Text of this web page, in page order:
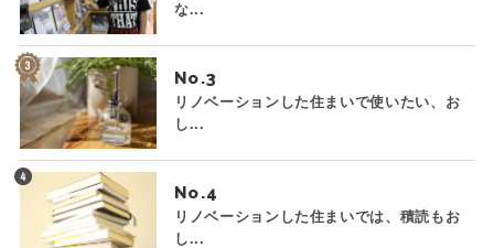
な...
No.
リノベーションした住まいで使いたい、お
し...
No.
リノベーションした住まいでは、積読もお
し...